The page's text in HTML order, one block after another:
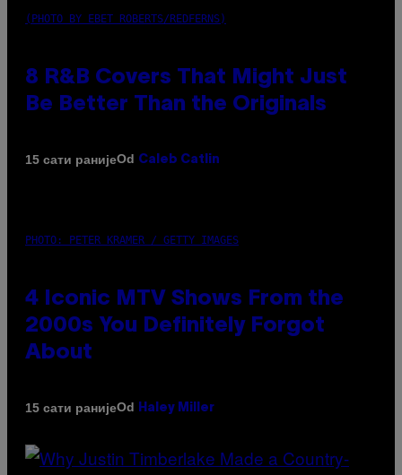
(PHOTO BY EBET ROBERTS/REDFERNS)
8 R&B Covers That Might Just
Be Better Than the Originals
15 сати ранијеOd Caleb Catlin
PHOTO: PETER KRAMER / GETTY IMAGES
4 Iconic MTV Shows From the
2000s You Definitely Forgot
About
15 сати ранијеOd Haley Miller